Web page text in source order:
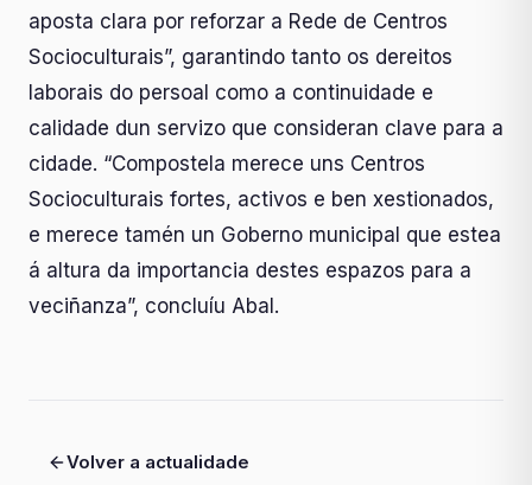
aposta clara por reforzar a Rede de Centros
Socioculturais”, garantindo tanto os dereitos
laborais do persoal como a continuidade e
calidade dun servizo que consideran clave para a
cidade. “Compostela merece uns Centros
Socioculturais fortes, activos e ben xestionados,
e merece tamén un Goberno municipal que estea
á altura da importancia destes espazos para a
veciñanza”, concluíu Abal.
Volver a actualidade